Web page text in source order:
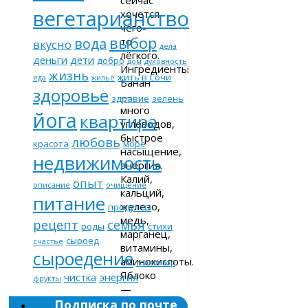
хочется
чего-
то
лёгкого.
Ингредиенты
Банан
—
много
углеводов,
быстрое
насыщение,
энергия.
Калий,
кальций,
железо,
медь,
марганец,
витамины,
аминокислоты.
Яблоко
—
витамины
вегетарианство
вкусно вода выбор дела
деньги дети добро дом духовность
еда жизнь жильё жить в Сочи
здоровье здравие зелень
йога квартира
красота любовь море
недвижимость
описание опыт очищение
питание продукты
рецепт роды семья стихи
счастье сыроед
сыроедение телевизор
фрукты чистка энергия
Подписка по почте